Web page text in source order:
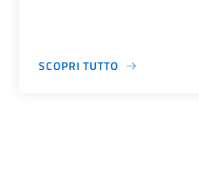
SCOPRI TUTTO